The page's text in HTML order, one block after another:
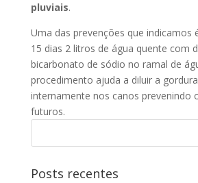
pluviais.
Uma das prevenções que indicamos
15 dias 2 litros de água quente com
bicarbonato de sódio no ramal de
procedimento ajuda a diluir a
internamente nos canos prevenindo
futuros.
Posts recentes